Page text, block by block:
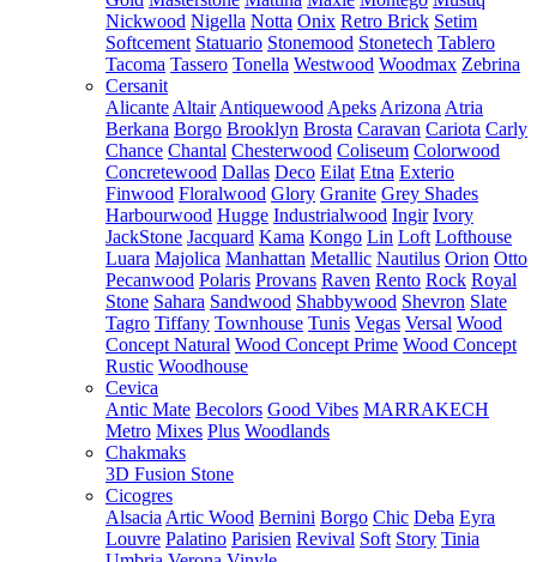
Nickwood Nigella Notta Onix Retro Brick Setim
Softcement Statuario Stonemood Stonetech Tablero
Tacoma Tassero Tonella Westwood Woodmax Zebrina
Cersanit
Alicante Altair Antiquewood Apeks Arizona Atria
Berkana Borgo Brooklyn Brosta Caravan Cariota Carly
Chance Chantal Chesterwood Coliseum Colorwood
Concretewood Dallas Deco Eilat Etna Exterio
Finwood Floralwood Glory Granite Grey Shades
Harbourwood Hugge Industrialwood Ingir Ivory
JackStone Jacquard Kama Kongo Lin Loft Lofthouse
Luara Majolica Manhattan Metallic Nautilus Orion Otto
Pecanwood Polaris Provans Raven Rento Rock Royal
Stone Sahara Sandwood Shabbywood Shevron Slate
Tagro Tiffany Townhouse Tunis Vegas Versal Wood
Concept Natural Wood Concept Prime Wood Concept
Rustic Woodhouse
Cevica
Antic Mate Becolors Good Vibes MARRAKECH
Metro Mixes Plus Woodlands
Chakmaks
3D Fusion Stone
Cicogres
Alsacia Artic Wood Bernini Borgo Chic Deba Eyra
Louvre Palatino Parisien Revival Soft Story Tinia